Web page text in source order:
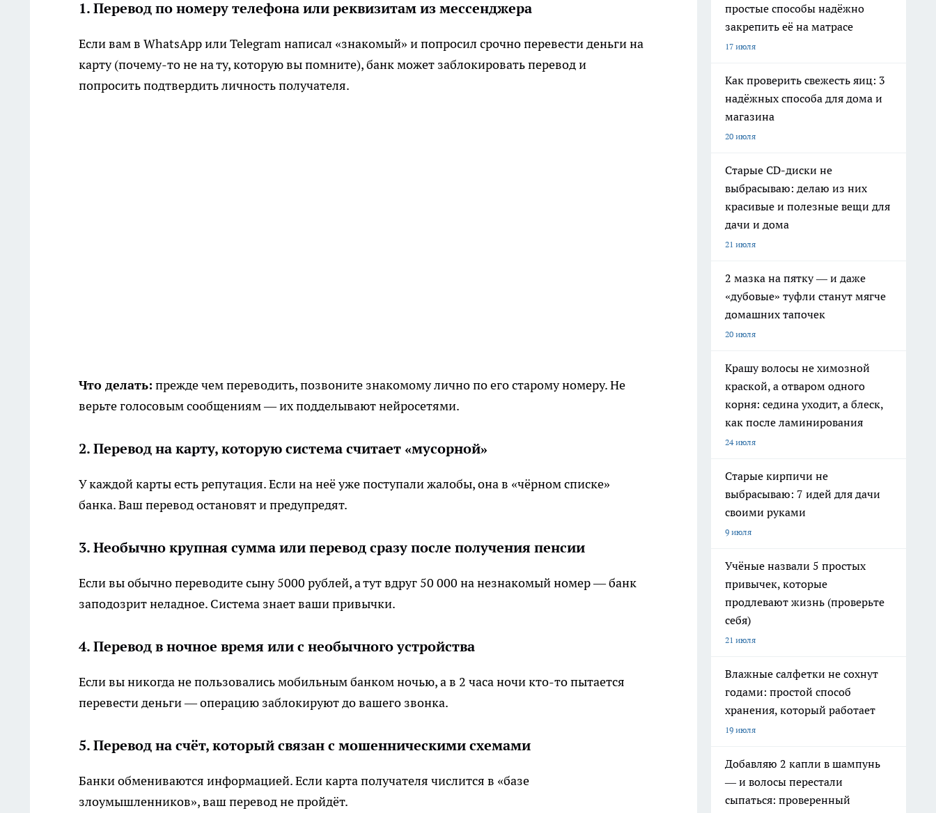
1. Перевод по номеру телефона или реквизитам из мессенджера
Если вам в WhatsApp или Telegram написал «знакомый» и попросил срочно перевести деньги на
карту (почему-то не на ту, которую вы помните), банк может заблокировать перевод и
попросить подтвердить личность получателя.
Что делать: прежде чем переводить, позвоните знакомому лично по его старому номеру. Не
верьте голосовым сообщениям — их подделывают нейросетями.
2. Перевод на карту, которую система считает «мусорной»
У каждой карты есть репутация. Если на неё уже поступали жалобы, она в «чёрном списке»
банка. Ваш перевод остановят и предупредят.
3. Необычно крупная сумма или перевод сразу после получения пенсии
Если вы обычно переводите сыну 5000 рублей, а тут вдруг 50 000 на незнакомый номер — банк
заподозрит неладное. Система знает ваши привычки.
4. Перевод в ночное время или с необычного устройства
Если вы никогда не пользовались мобильным банком ночью, а в 2 часа ночи кто-то пытается
перевести деньги — операцию заблокируют до вашего звонка.
5. Перевод на счёт, который связан с мошенническими схемами
Банки обмениваются информацией. Если карта получателя числится в «базе
злоумышленников», ваш перевод не пройдёт.
простые способы надёжно
закрепить её на матрасе
17 июля
Как проверить свежесть яиц: 3
надёжных способа для дома и
магазина
20 июля
Старые CD-диски не
выбрасываю: делаю из них
красивые и полезные вещи для
дачи и дома
21 июля
2 мазка на пятку — и даже
«дубовые» туфли станут мягче
домашних тапочек
20 июля
Крашу волосы не химозной
краской, а отваром одного
корня: седина уходит, а блеск,
как после ламинирования
24 июля
Старые кирпичи не
выбрасываю: 7 идей для дачи
своими руками
9 июля
Учёные назвали 5 простых
привычек, которые
продлевают жизнь (проверьте
себя)
21 июля
Влажные салфетки не сохнут
годами: простой способ
хранения, который работает
19 июля
Добавляю 2 капли в шампунь
— и волосы перестали
сыпаться: проверенный